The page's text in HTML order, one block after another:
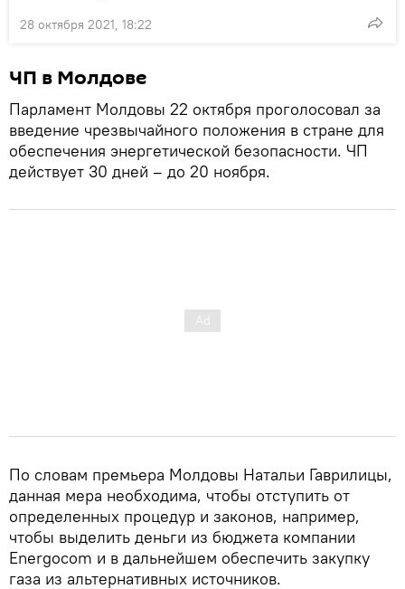
28 октября 2021, 18:22
ЧП в Молдове
Парламент Молдовы 22 октября проголосовал за
введение чрезвычайного положения в стране для
обеспечения энергетической безопасности. ЧП
действует 30 дней – до 20 ноября.
По словам премьера Молдовы Натальи Гаврилицы,
данная мера необходима, чтобы отступить от
определенных процедур и законов, например,
чтобы выделить деньги из бюджета компании
Energocom и в дальнейшем обеспечить закупку
газа из альтернативных источников.